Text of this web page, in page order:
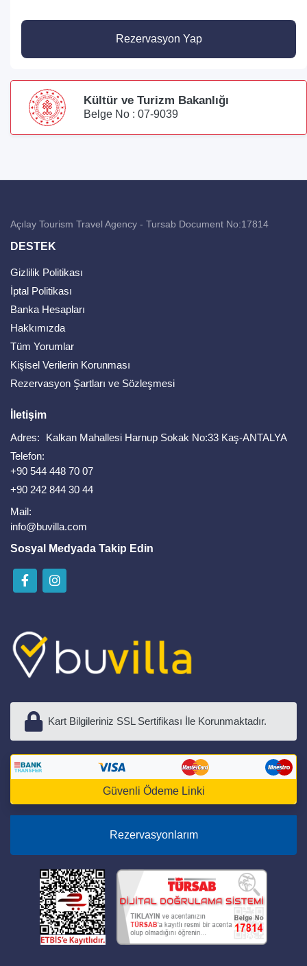
Rezervasyon Yap
Kültür ve Turizm Bakanlığı
Belge No : 07-9039
Açılay Tourism Travel Agency - Tursab Document No:17814
DESTEK
Gizlilik Politikası
İptal Politikası
Banka Hesapları
Hakkımızda
Tüm Yorumlar
Kişisel Verilerin Korunması
Rezervasyon Şartları ve Sözleşmesi
İletişim
Adres:
Kalkan Mahallesi Harnup Sokak No:33 Kaş-ANTALYA
Telefon:
+90 544 448 70 07
+90 242 844 30 44
Mail:
info@buvilla.com
Sosyal Medyada Takip Edin
Kart Bilgileriniz SSL Sertifikası İle Korunmaktadır.
Güvenli Ödeme Linki
Rezervasyonlarım